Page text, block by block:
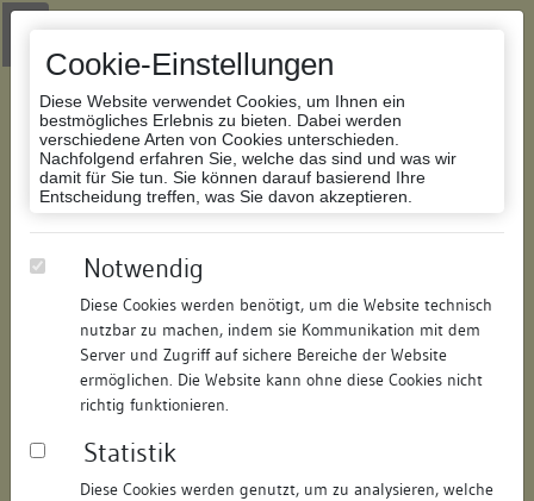
Cookie-Einstellungen
Diese Website verwendet Cookies, um Ihnen ein
bestmögliches Erlebnis zu bieten. Dabei werden
verschiedene Arten von Cookies unterschieden.
Nachfolgend erfahren Sie, welche das sind und was wir
damit für Sie tun. Sie können darauf basierend Ihre
Entscheidung treffen, was Sie davon akzeptieren.
Notwendig
Diese Cookies werden benötigt, um die Website technisch
nutzbar zu machen, indem sie Kommunikation mit dem
Server und Zugriff auf sichere Bereiche der Website
ermöglichen. Die Website kann ohne diese Cookies nicht
richtig funktionieren.
Statistik
Diese Cookies werden genutzt, um zu analysieren, welche
Zur Navigation springen
Zum Inhalt der Website springen
Datenbank Bauforschung/Restaurierung
101221389206/Datum:31.01.2007
Datenbestand:
Bauforschung
Als PDF herunterladen:
Objektdaten